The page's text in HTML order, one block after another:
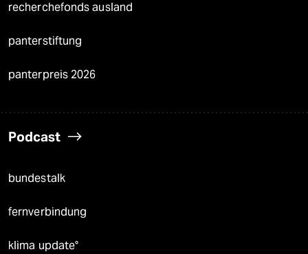
recherchefonds ausland
panterstiftung
panterpreis 2026
Podcast
bundestalk
fernverbindung
klima update°